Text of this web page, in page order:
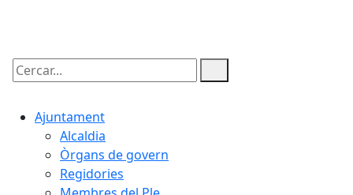
Cercar:
Ajuntament
Alcaldia
Òrgans de govern
Regidories